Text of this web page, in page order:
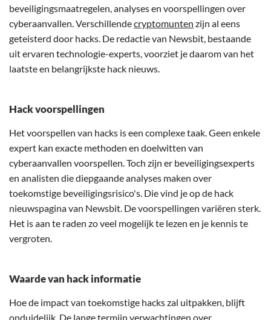
beveiligingsmaatregelen, analyses en voorspellingen over
cyberaanvallen. Verschillendecryptomunten zijn al eens
geteisterd door hacks. De redactie van Newsbit, bestaande
uit ervaren technologie-experts, voorziet je daarom van het
laatste en belangrijkste hack nieuws.
Hack voorspellingen
Het voorspellen van hacks is een complexe taak. Geen enkele
expert kan exacte methoden en doelwitten van
cyberaanvallen voorspellen. Toch zijn er beveiligingsexperts
en analisten die diepgaande analyses maken over
toekomstige beveiligingsrisico's. Die vind je op de hack
nieuwspagina van Newsbit. De voorspellingen variëren sterk.
Het is aan te raden zo veel mogelijk te lezen en je kennis te
vergroten.
Waarde van hack informatie
Hoe de impact van toekomstige hacks zal uitpakken, blijft
onduidelijk. De lange termijn verwachtingen over